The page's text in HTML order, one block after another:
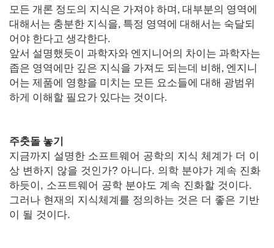
모든 개론 정도의 지식은 가져야 하며, 대부분의 영역에
대해서는 충분한 지식을, 특정 영역에 대해서는 숙달되
어야 한다고 생각한다.
앞서 설명했듯이 과학자와 엔지니어의 차이는 과학자는
좁은 영역에만 깊은 지식을 가져도 되는데 비해, 엔지니
어는 제품에 영향을 미치는 모든 요소들에 대해 광범위
하게 이해할 필요가 있다는 것이다.
주춧돌 놓기
지금까지 설명한 소프트웨어 공학의 지식 체계가 더 이
상 변하지 않을 것인가? 아니다. 의학 분야가 계속 진화
하듯이, 소프트웨어 공학 분야도 계속 진화할 것이다.
그러나 현재의 지식체계를 정의하는 것은 더 좋은 기반
이 될 것이다.